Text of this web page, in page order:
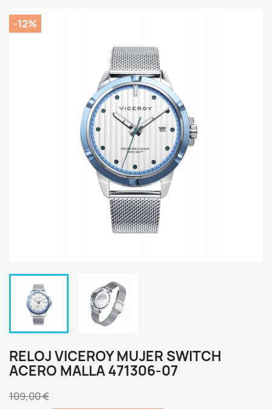
-12%
RELOJ VICEROY MUJER SWITCH
ACERO MALLA 471306-07
109,00 €